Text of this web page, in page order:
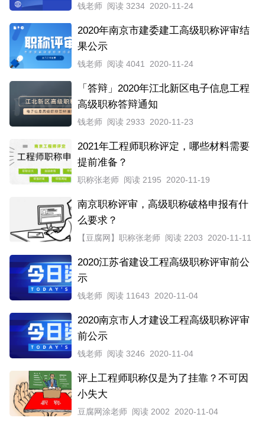
钱老师 阅读 3234 2020-11-24
2020年南京市建委建工高级职称评审结
果公示
钱老师 阅读 4041 2020-11-24
「答辩」2020年江北新区电子信息工程
高级职称答辩通知
钱老师 阅读 2933 2020-11-23
2021年工程师职称评定，哪些材料需要
提前准备？
职称张老师 阅读 2195 2020-11-19
南京职称评审，高级职称破格申报有什
么要求？
【豆腐网】职称张老师 阅读 2203 2020-11-11
2020江苏省建设工程高级职称评审前公
示
钱老师 阅读 11643 2020-11-04
2020南京市人才建设工程高级职称评审
前公示
钱老师 阅读 3246 2020-11-04
评上工程师职称仅是为了挂靠？不可因
小失大
豆腐网涂老师 阅读 2002 2020-11-04